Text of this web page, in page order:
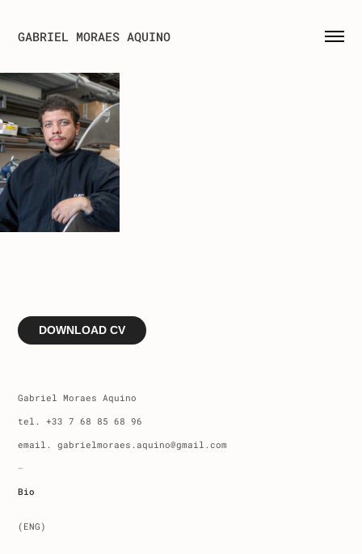
GABRIEL MORAES AQUINO
DOWNLOAD CV
Gabriel Moraes Aquino
tel. +33 7 68 85 68 96
email . gabrielmoraes.aquino@gmail.com
–
Bio
(ENG)